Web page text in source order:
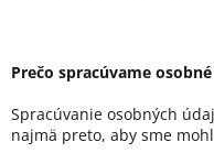
Prečo spracúvame
Spracúvanie osobných
najmä preto, aby sme